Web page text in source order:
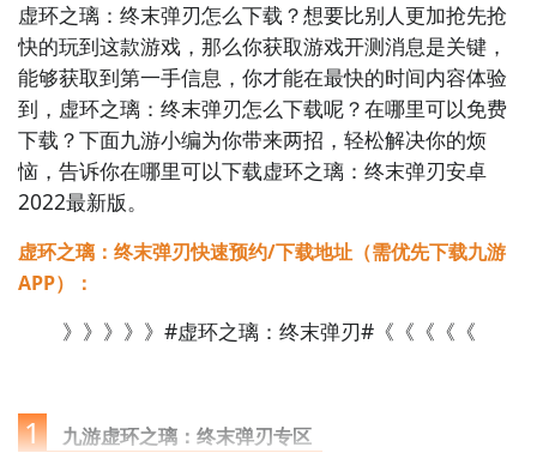
虚环之璃：终末弹刃怎么下载？想要比别人更加抢先抢
快的玩到这款游戏，那么你获取游戏开测消息是关键，
能够获取到第一手信息，你才能在最快的时间内容体验
到，虚环之璃：终末弹刃怎么下载呢？在哪里可以免费
下载？下面九游小编为你带来两招，轻松解决你的烦
恼，告诉你在哪里可以下载虚环之璃：终末弹刃安卓
2022最新版。
虚环之璃：终末弹刃快速预约/下载地址（需优先下载九游
APP）：
》》》》》#虚环之璃：终末弹刃#《《《《《
1 九游虚环之璃：终末弹刃专区